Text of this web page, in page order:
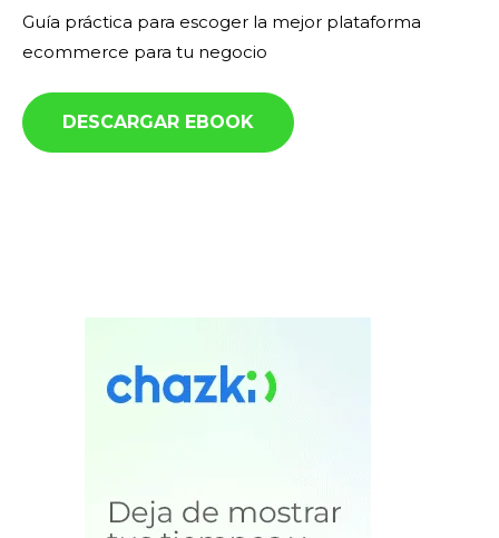
Guía práctica para escoger la mejor plataforma
ecommerce para tu negocio
DESCARGAR EBOOK